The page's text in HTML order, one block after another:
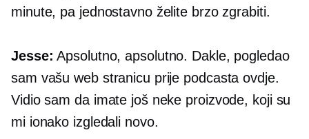
minute, pa jednostavno želite brzo zgrabiti.
Jesse: Apsolutno, apsolutno. Dakle, pogledao
sam vašu web stranicu prije podcasta ovdje.
Vidio sam da imate još neke proizvode, koji su
mi ionako izgledali novo.